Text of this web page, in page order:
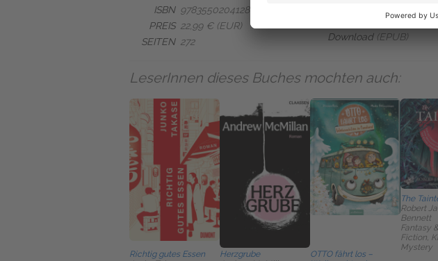
ISBN 9783550204128
PREIS 22,99 € (EUR)
SEITEN 272
(EPUB)
Download(EPUB)
LeserInnen dieses Buches mochten auch:
Richtig gutes Essen
Herzgrube
OTTO fährt los –
The
Robert
Bennett
Fantasy
Fiction,
Mystery